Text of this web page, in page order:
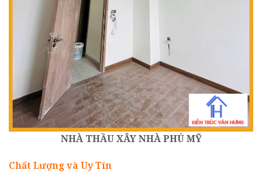
NHÀ THẦU XÂY NHÀ PHÚ MỸ
Chất Lượng và Uy Tín